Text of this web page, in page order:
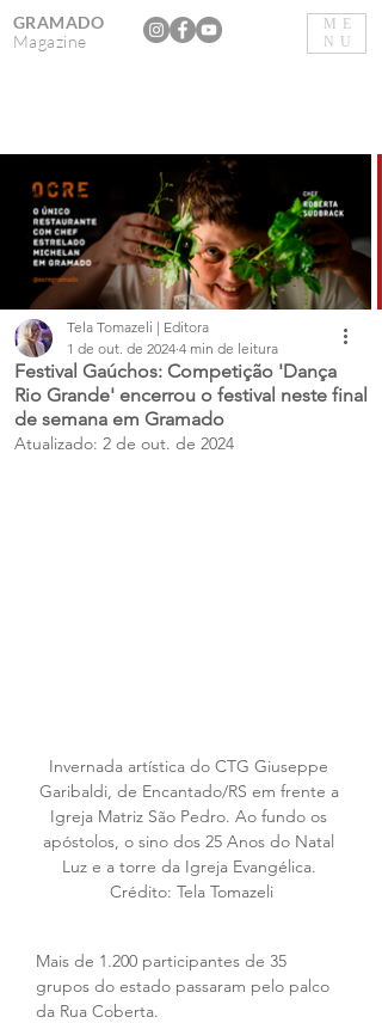
ME
NU
GRAMADO
Magazine
Festival Gaúchos: Competição 'Dança
Rio Grande' encerrou o festival neste final
de semana em Gramado
Tela Tomazeli | Editora
1 de out. de 2024 4 min de leitura
Atualizado: 2 de out. de 2024
Invernada artística do CTG Giuseppe
Garibaldi, de Encantado/RS em frente a
Igreja Matriz São Pedro. Ao fundo os
apóstolos, o sino dos 25 Anos do Natal
Luz e a torre da Igreja Evangélica.
Crédito: Tela Tomazeli
Mais de 1.200 participantes de 35
grupos do estado passaram pelo palco
da Rua Coberta.